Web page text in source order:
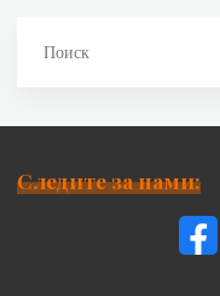
Следите за нами: